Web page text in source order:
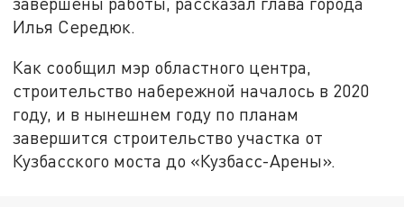
Илья Середюк.
Как сообщил мэр областного центра,
строительство набережной началось в 2020
году, и в нынешнем году по планам
завершится строительство участка от
Кузбасского моста до «Кузбасс-Арены».